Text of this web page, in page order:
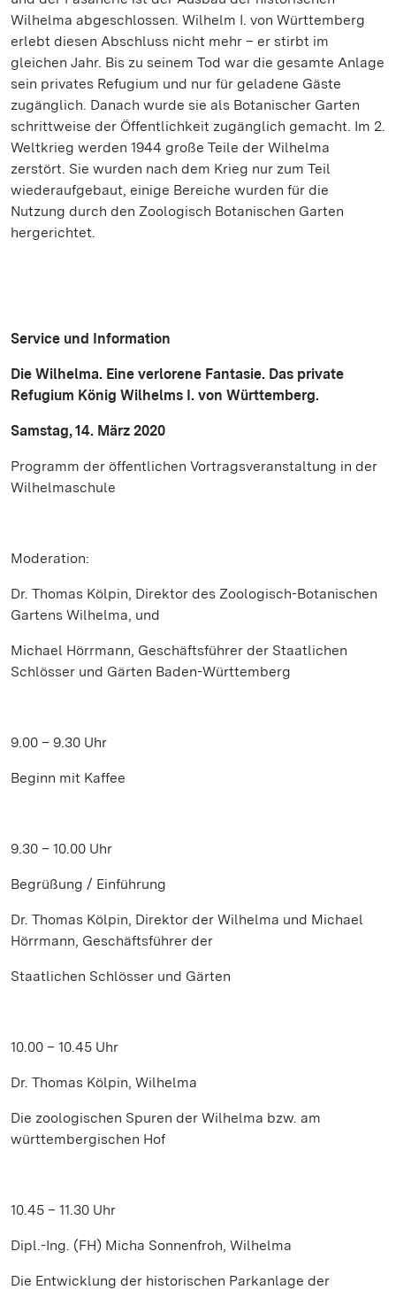
Wilhelma abgeschlossen. Wilhelm I. von Württemberg
erlebt diesen Abschluss nicht mehr – er stirbt im
gleichen Jahr. Bis zu seinem Tod war die gesamte Anlage
sein privates Refugium und nur für geladene Gäste
zugänglich. Danach wurde sie als Botanischer Garten
schrittweise der Öffentlichkeit zugänglich gemacht. Im 2.
Weltkrieg werden 1944 große Teile der Wilhelma
zerstört. Sie wurden nach dem Krieg nur zum Teil
wiederaufgebaut, einige Bereiche wurden für die
Nutzung durch den Zoologisch Botanischen Garten
hergerichtet.
Service und Information
Die Wilhelma. Eine verlorene Fantasie. Das private
Refugium König Wilhelms I. von Württemberg.
Samstag, 14. März 2020
Programm der öffentlichen Vortragsveranstaltung in der
Wilhelmaschule
Moderation:
Dr. Thomas Kölpin, Direktor des Zoologisch-Botanischen
Gartens Wilhelma, und
Michael Hörrmann, Geschäftsführer der Staatlichen
Schlösser und Gärten Baden-Württemberg
9.00 – 9.30 Uhr
Beginn mit Kaffee
9.30 – 10.00 Uhr
Begrüßung / Einführung
Dr. Thomas Kölpin, Direktor der Wilhelma und Michael
Hörrmann, Geschäftsführer der
Staatlichen Schlösser und Gärten
10.00 – 10.45 Uhr
Dr. Thomas Kölpin, Wilhelma
Die zoologischen Spuren der Wilhelma bzw. am
württembergischen Hof
10.45 – 11.30 Uhr
Dipl.-Ing. (FH) Micha Sonnenfroh, Wilhelma
Die Entwicklung der historischen Parkanlage der